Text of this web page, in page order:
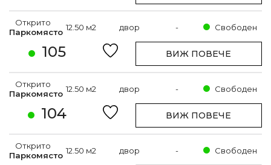
105
Открито
Паркомясто 12.50 м2 двор - Свободен
ВИЖ ПОВЕЧЕ
104
Открито
Паркомясто 12.50 м2 двор - Свободен
ВИЖ ПОВЕЧЕ
Открито
Паркомясто 12.50 м2 двор - Свободен